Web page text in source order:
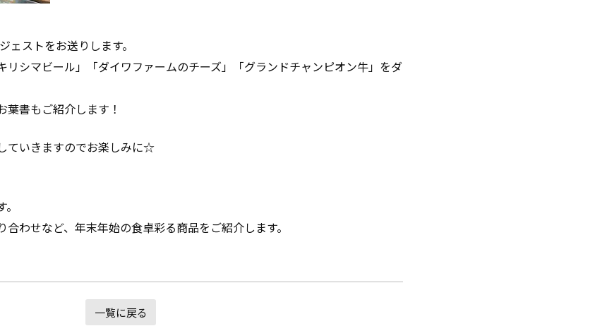
ストをお送りします。
リシマビール」「ダイワファームのチーズ」「グランドチャンピオン牛」をダ
書もご紹介します！
ていきますのでお楽しみに☆
わせなど、年末年始の食卓彩る商品をご紹介します。
一覧に戻る